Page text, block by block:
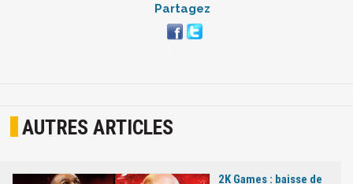
Partagez
AUTRES ARTICLES
2K Games : baisse de